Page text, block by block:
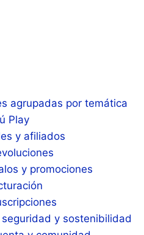
agrupadas por temática
Play
y afiliados
y promociones
seguridad y sostenibilidad